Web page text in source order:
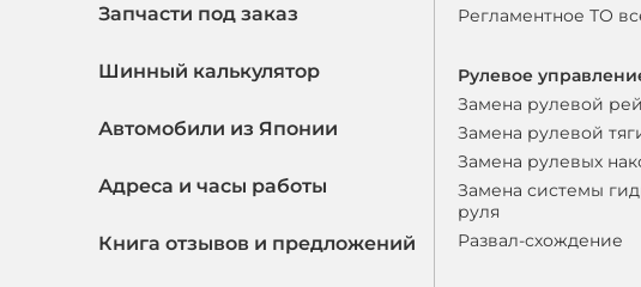
Запчасти под заказ
Шинный калькулятор
Автомобили из Японии
Адреса и часы работы
Книга отзывов и предложений
Регламентное ТО
Рулевое
Замена рулевой
Замена рулевой
Замена рулевых
Замена системы
руля
Развал-схождение